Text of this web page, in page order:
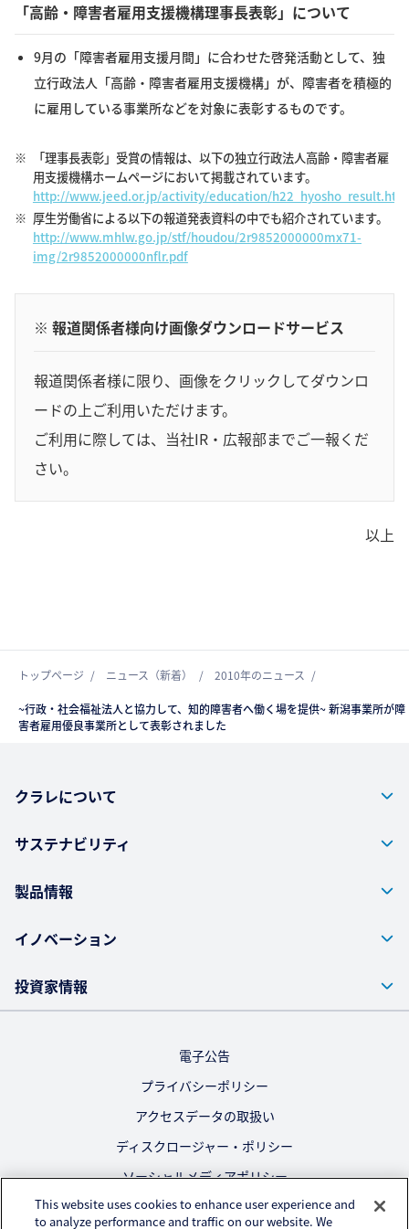
「高齢・障害者雇用支援機構理事長表彰」について
9月の「障害者雇用支援月間」に合わせた啓発活動として、独
立行政法人「高齢・障害者雇用支援機構」が、障害者を積極的
に雇用している事業所などを対象に表彰するものです。
※
「理事長表彰」受賞の情報は、以下の独立行政法人高齢・障害者雇
用支援機構ホームページにおいて掲載されています。
http://www.jeed.or.jp/activity/education/
※ 厚生労働省による以下の報道発表資料の中でも紹介されています。
http://www.mhlw.go.jp/stf/houdou/2r9852000000mx71-
img/2r9852000000nflr.pdf
※ 報道関係者様向け画像ダウンロードサービス
報道関係者様に限り、画像をクリックしてダウンロ
ードの上ご利用いただけます。
ご利用に際しては、当社IR・広報部までご一報くだ
さい。
以上
トップページ ニュース（新着） 2010年のニュース
~行政・社会福祉法人と協力して、知的障害者へ働く場を提供~ 新潟事業所が障
害者雇用優良事業所として表彰されました
クラレについて
サステナビリティ
製品情報
イノベーション
投資家情報
電子公告
プライバシーポリシー
アクセスデータの取扱い
ディスクロージャー・ポリシー
ソーシャルメディアポリシー
ご利用にあたって
This website uses cookies to enhance user experience and
to analyze performance and traffic on our website. We